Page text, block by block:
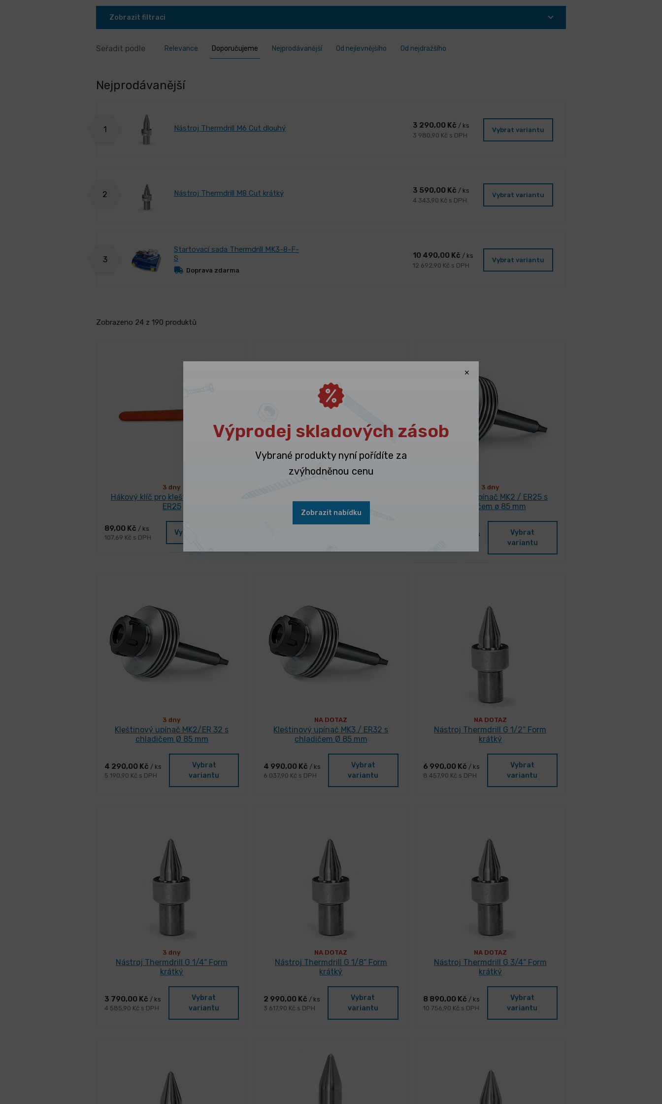
Zobrazit filtraci
Seřadit podle Relevance Doporučujeme Nejprodávanější Od nejlevnějšího Od nejdražšího
Nejprodávanější
1 Nástroj Thermdrill M6 Cut dlouhý 3 290,00 Kč / ks
3 980,90 Kč s DPH
Vybrat variantu
2 Nástroj Thermdrill M8 Cut krátký 3 590,00 Kč / ks
4 343,90 Kč s DPH
Vybrat variantu
3
Startovací sada Thermdrill MK3-8-F-
S
Doprava zdarma
10 490,00 Kč / ks
12 692,90 Kč s DPH
Vybrat variantu
Zobrazeno 24 z 190 produktů
3 dny
Hákový klíč pro kleštinový upínač
ER25
89,00 Kč / ks
107,69 Kč s DPH
Vybrat variantu
3 dny
Kleštinový upínač MK2 / ER25 s
chladičem ø 85 mm
/ ks
Vybrat
variantu
3 dny
Kleštinový upínač MK2/ER 32 s
chladičem Ø 85 mm
4 290,00 Kč / ks
5 190,90 Kč s DPH
Vybrat
variantu
NA DOTAZ
Kleštinový upínač MK3 / ER32 s
chladičem Ø 85 mm
4 990,00 Kč / ks
6 037,90 Kč s DPH
Vybrat
variantu
NA DOTAZ
Nástroj Thermdrill G 1/2“ Form
krátký
6 990,00 Kč / ks
8 457,90 Kč s DPH
Vybrat
variantu
3 dny
Nástroj Thermdrill G 1/4“ Form
krátký
3 790,00 Kč / ks
4 585,90 Kč s DPH
Vybrat
variantu
NA DOTAZ
Nástroj Thermdrill G 1/8“ Form
krátký
2 990,00 Kč / ks
3 617,90 Kč s DPH
Vybrat
variantu
NA DOTAZ
Nástroj Thermdrill G 3/4“ Form
krátký
8 890,00 Kč / ks
10 756,90 Kč s DPH
Vybrat
variantu
Výprodej skladových zásob
Vybrané produkty nyní pořídíte za
zvýhodněnou cenu
Zobrazit nabídku